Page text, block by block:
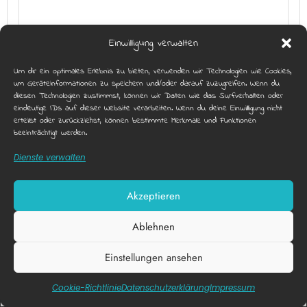
Einwilligung verwalten
Um dir ein optimales Erlebnis zu bieten, verwenden wir Technologien wie Cookies,
um Geräteinformationen zu speichern und/oder darauf zuzugreifen. Wenn du
diesen Technologien zustimmst, können wir Daten wie das Surfverhalten oder
eindeutige IDs auf dieser Website verarbeiten. Wenn du deine Einwillligung nicht
erteilst oder zurückziehst, können bestimmte Merkmale und Funktionen
beeinträchtigt werden.
Dienste verwalten
Akzeptieren
Ablehnen
Einstellungen ansehen
Cookie-RichtlinieDatenschutz­erklärungImpressum
SPIELEABEND MIT VERSCHIEDENEN
Diese Webseite nutzt funktionale Cookies. X
Akzeptieren Datenschutzerklärung